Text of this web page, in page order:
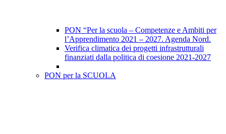
PON “Per la scuola – Competenze e Ambiti per
l’Apprendimento 2021 – 2027. Agenda Nord.
Verifica climatica dei progetti infrastrutturali
finanziati dalla politica di coesione 2021-2027
PON per la SCUOLA